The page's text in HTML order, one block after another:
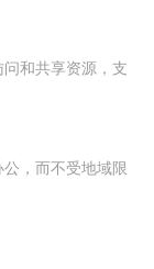
和共享资源，支
，而不受地域限